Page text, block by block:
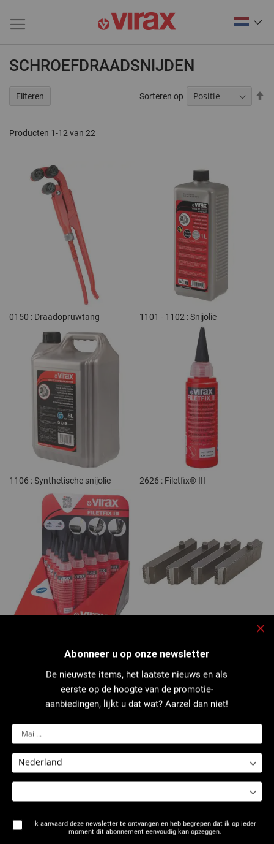
SCHROEFDRAADSNIJDEN
Producten 1-12van 22
Sorteren op
0150 : Draadopruwtang 1101 - 1102 : Snijolie
1106 : Synthetische snijolie 2626 : Filetfix® III
: Set draadsnijmessen
1362 : Samenstelling 3/8 " - 1.1/4
" - Kunststof koffer - Plaatstalen
1362 - 1364 : Samenstelling 3/8"
- 2" en 1.1/2" - 2" - Plaatstalen
Filteren
Abonneer u op onze newsletter
De nieuwste items, het laatste nieuws en als
eerste op de hoogte van de promotie-
aanbiedingen, lijkt u dat wat? Aarzel dan niet!
Ik aanvaard deze newsletter te ontvangen en heb begrepen dat ik op ieder
moment dit abonnement eenvoudig kan opzeggen.